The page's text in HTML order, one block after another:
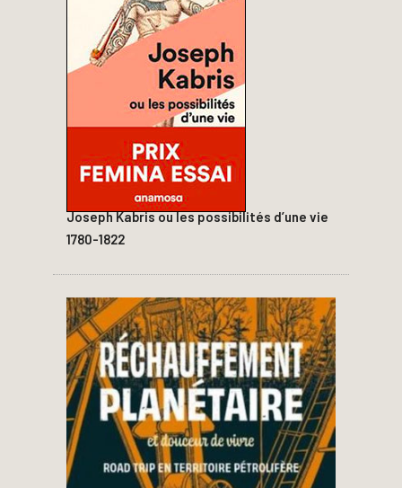
Joseph Kabris ou les possibilités d’une vie
1780-1822